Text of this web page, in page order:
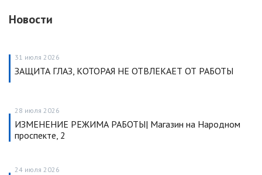
Новости
31 июля 2026
ЗАЩИТА ГЛАЗ, КОТОРАЯ НЕ ОТВЛЕКАЕТ ОТ РАБОТЫ
28 июля 2026
ИЗМЕНЕНИЕ РЕЖИМА РАБОТЫ| Магазин на Народном
проспекте, 2
24 июля 2026